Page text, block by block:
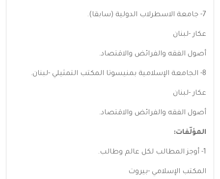
7- جامعة الاسطرلاب الدولية (سابقا).
عكار -لبنان
أصول الفقه والفرائض والاقتصاد.
8- الجامعة الإسلامية بمنيسوتا المكتب التمثيلي -لبنان.
عكار -لبنان
أصول الفقه والفرائض والاقتصاد.
المؤلّفات:
1- أوجز المطالب لكل عالم وطالب.
المكتب الإسلامي -بيروت